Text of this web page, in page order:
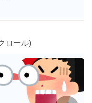
ロール)